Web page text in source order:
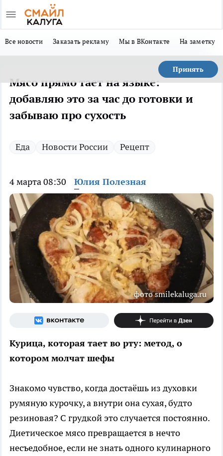
Все новости Заказать рекламу Мы в ВКонтакте На заметку
Принять
Мясо прямо тает на языке:
добавляю это за час до готовки и
забываю про сухость
Еда Новости России Рецепт
4 марта 08:30 Юлия Полезная
фото smilekaluga.ru
Курица, которая тает во рту: метод, о
котором молчат шефы
Знакомо чувство, когда достаёшь из духовки
румяную курочку, а внутри она сухая, будто
резиновая? С грудкой это случается постоянно.
Диетическое мясо превращается в нечто
несъедобное, если не знать одного кулинарного